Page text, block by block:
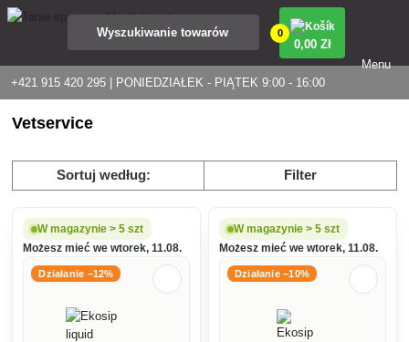
+421 915 420 295 | PONIEDZIAŁEK - PIĄTEK 9:00 - 16:00
0
0,00 Zł
Menu
Vetservice
Sortuj według: Filter
W magazynie > 5 szt
Możesz mieć we wtorek, 11.08.
Działanie −12%
W magazynie > 5 szt
Możesz mieć we wtorek, 11.08.
Działanie −10%